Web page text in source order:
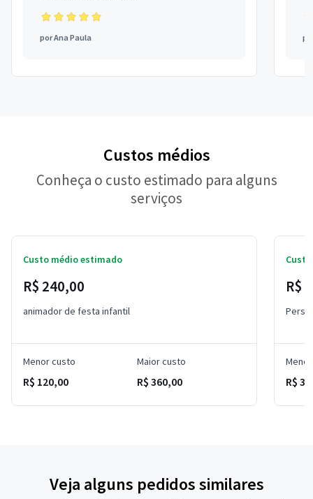
porAna Paula
Custos médios
Conheça o custo estimado para alguns
serviços
Custo médio estimado
R$ 240,00
animador de festa infantil
Menor custo
R$ 120,00
Maior custo
R$ 360,00
R$
R$
Veja alguns pedidos similares